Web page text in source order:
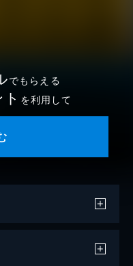
でもらえる
を利用して